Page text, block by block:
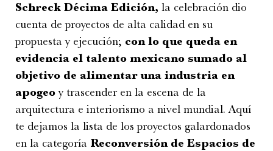
Schreck Décima Edición, la celebración dio
cuenta de proyectos de alta calidad en su
propuesta y ejecución; con lo que queda en
evidencia el talento mexicano sumado al
objetivo de alimentar una industria en
apogeoy trascender en la escena de la
arquitectura e interiorismo a nivel mundial. Aquí
te dejamos la lista de los proyectos galardonados
en la categoría Reconversión de Espacios de